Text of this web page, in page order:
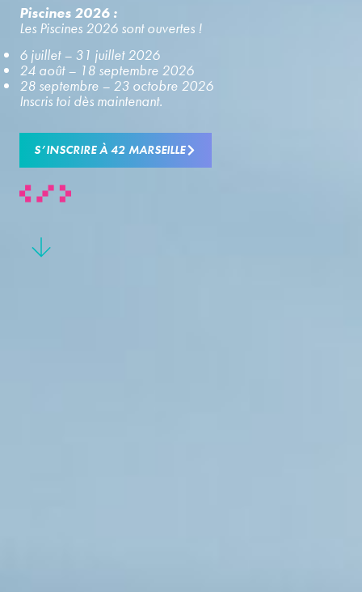
Piscines 2026 :
Les Piscines 2026 sont ouvertes !
6 juillet – 31 juillet 2026
24 août – 18 septembre 2026
28 septembre – 23 octobre 2026
Inscris toi dès maintenant.
S’INSCRIRE À 42 MARSEILLE